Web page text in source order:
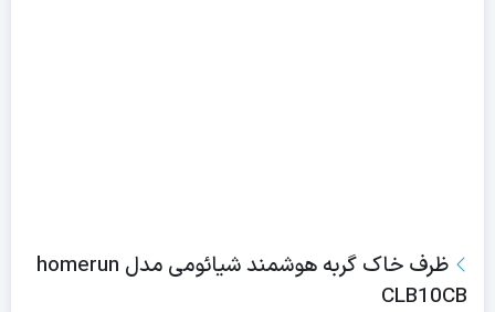
ظرف خاک گربه هوشمند شیائومی مدل homerun
CLB10CB